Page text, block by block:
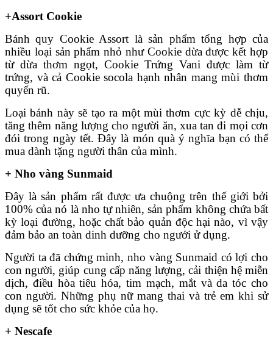
+Assort Cookie
Bánh quy Cookie Assort là sản phẩm tổng hợp của
nhiều loại sản phẩm nhỏ như Cookie dừa được kết hợp
từ dừa thơm ngọt, Cookie Trứng Vani được làm từ
trứng, và cả Cookie socola hạnh nhân mang mùi thơm
quyến rũ.
Loại bánh này sẽ tạo ra một mùi thơm cực kỳ dễ chịu,
tăng thêm năng lượng cho người ăn, xua tan đi mọi cơn
đói trong ngày tết. Đây là món quà ý nghĩa bạn có thể
mua dành tặng người thân của mình.
+ Nho vàng Sunmaid
Đây là sản phẩm rất được ưa chuộng trên thế giới bởi
100% của nó là nho tự nhiên, sản phẩm không chứa bất
kỳ loại đường, hoặc chất bảo quản độc hại nào, vì vậy
đảm bảo an toàn dinh dưỡng cho ngưới ử dụng.
Người ta đã chứng minh, nho vàng Sunmaid có lợi cho
con người, giúp cung cấp năng lượng, cải thiện hệ miễn
dịch, điều hòa tiêu hóa, tim mạch, mắt và da tóc cho
con người. Những phụ nữ mang thai và trẻ em khi sử
dụng sẽ tốt cho sức khỏe của họ.
+ Nescafe